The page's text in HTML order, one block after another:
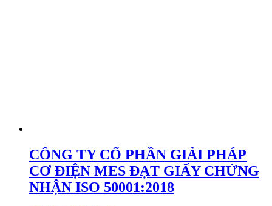
CÔNG TY CỔ PHẦN GIẢI PHÁP
CƠ ĐIỆN MES ĐẠT GIẤY CHỨNG
NHẬN ISO 50001:2018